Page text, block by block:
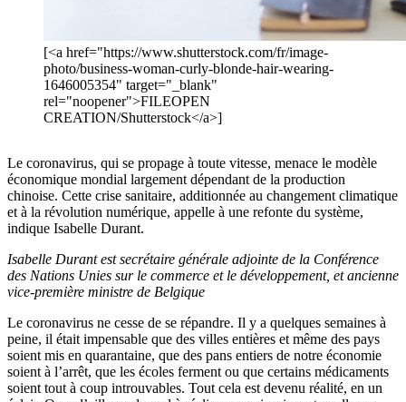
[<a href="https://www.shutterstock.com/fr/image-
photo/business-woman-curly-blonde-hair-wearing-
1646005354" target="_blank"
rel="noopener">FILEOPEN
CREATION/Shutterstock</a>]
Le coronavirus, qui se propage à toute vitesse, menace le modèle
économique mondial largement dépendant de la production
chinoise. Cette crise sanitaire, additionnée au changement climatique
et à la révolution numérique, appelle à une refonte du système,
indique Isabelle Durant.
Isabelle Durant est secrétaire générale adjointe de la Conférence
des Nations Unies sur le commerce et le développement, et ancienne
vice-première ministre de Belgique
Le coronavirus ne cesse de se répandre. Il y a quelques semaines à
peine, il était impensable que des villes entières et même des pays
soient mis en quarantaine, que des pans entiers de notre économie
soient à l’arrêt, que les écoles ferment ou que certains médicaments
soient tout à coup introuvables. Tout cela est devenu réalité, en un